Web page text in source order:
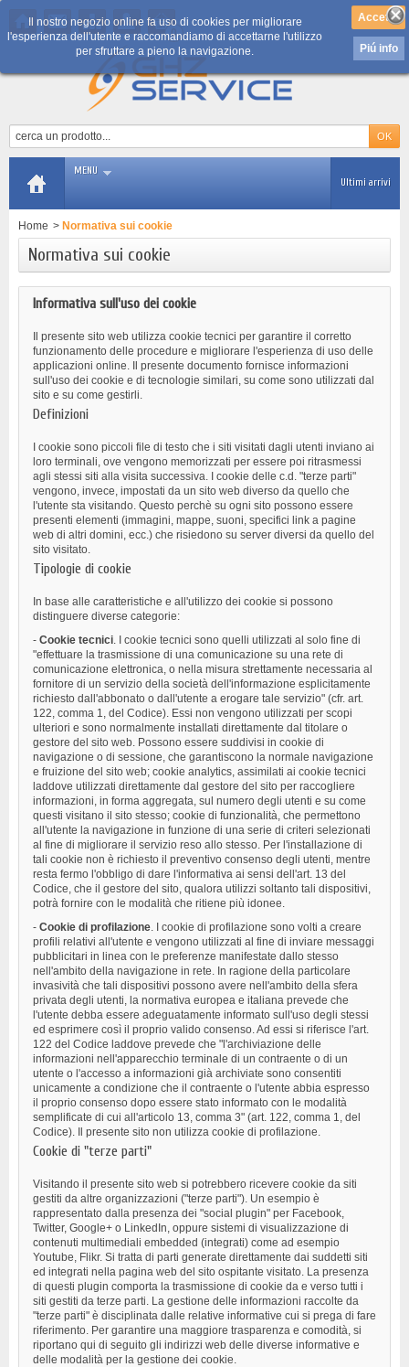
0
MENU
Ultimi arrivi
Il nostro negozio online fa uso di cookies per migliorare
l'esperienza dell'utente e raccomandiamo di accettarne l'utilizzo
per sfruttare a pieno la navigazione.
Piú info
Home > Normativa sui cookie
Normativa sui cookie
Informativa sull'uso dei cookie
Il presente sito web utilizza cookie tecnici per garantire il corretto
funzionamento delle procedure e migliorare l'esperienza di uso delle
applicazioni online. Il presente documento fornisce informazioni
sull'uso dei cookie e di tecnologie similari, su come sono utilizzati dal
sito e su come gestirli.
Definizioni
I cookie sono piccoli file di testo che i siti visitati dagli utenti inviano ai
loro terminali, ove vengono memorizzati per essere poi ritrasmessi
agli stessi siti alla visita successiva. I cookie delle c.d. "terze parti"
vengono, invece, impostati da un sito web diverso da quello che
l'utente sta visitando. Questo perchè su ogni sito possono essere
presenti elementi (immagini, mappe, suoni, specifici link a pagine
web di altri domini, ecc.) che risiedono su server diversi da quello del
sito visitato.
Tipologie di cookie
In base alle caratteristiche e all'utilizzo dei cookie si possono
distinguere diverse categorie:
- Cookie tecnici. I cookie tecnici sono quelli utilizzati al solo fine di
"effettuare la trasmissione di una comunicazione su una rete di
comunicazione elettronica, o nella misura strettamente necessaria al
fornitore di un servizio della società dell'informazione esplicitamente
richiesto dall'abbonato o dall'utente a erogare tale servizio" (cfr. art.
122, comma 1, del Codice). Essi non vengono utilizzati per scopi
ulteriori e sono normalmente installati direttamente dal titolare o
gestore del sito web. Possono essere suddivisi in cookie di
navigazione o di sessione, che garantiscono la normale navigazione
e fruizione del sito web; cookie analytics, assimilati ai cookie tecnici
laddove utilizzati direttamente dal gestore del sito per raccogliere
informazioni, in forma aggregata, sul numero degli utenti e su come
questi visitano il sito stesso; cookie di funzionalità, che permettono
all'utente la navigazione in funzione di una serie di criteri selezionati
al fine di migliorare il servizio reso allo stesso. Per l'installazione di
tali cookie non è richiesto il preventivo consenso degli utenti, mentre
resta fermo l'obbligo di dare l'informativa ai sensi dell'art. 13 del
Codice, che il gestore del sito, qualora utilizzi soltanto tali dispositivi,
potrà fornire con le modalità che ritiene più idonee.
- Cookie di profilazione. I cookie di profilazione sono volti a creare
profili relativi all'utente e vengono utilizzati al fine di inviare messaggi
pubblicitari in linea con le preferenze manifestate dallo stesso
nell'ambito della navigazione in rete. In ragione della particolare
invasività che tali dispositivi possono avere nell'ambito della sfera
privata degli utenti, la normativa europea e italiana prevede che
l'utente debba essere adeguatamente informato sull'uso degli stessi
ed esprimere così il proprio valido consenso. Ad essi si riferisce l'art.
122 del Codice laddove prevede che "l'archiviazione delle
informazioni nell'apparecchio terminale di un contraente o di un
utente o l'accesso a informazioni già archiviate sono consentiti
unicamente a condizione che il contraente o l'utente abbia espresso
il proprio consenso dopo essere stato informato con le modalità
semplificate di cui all'articolo 13, comma 3" (art. 122, comma 1, del
Codice). Il presente sito non utilizza cookie di profilazione.
Cookie di "terze parti"
Visitando il presente sito web si potrebbero ricevere cookie da siti
gestiti da altre organizzazioni ("terze parti"). Un esempio è
rappresentato dalla presenza dei "social plugin" per Facebook,
Twitter, Google+ o LinkedIn, oppure sistemi di visualizzazione di
contenuti multimediali embedded (integrati) come ad esempio
Youtube, Flikr. Si tratta di parti generate direttamente dai suddetti siti
ed integrati nella pagina web del sito ospitante visitato. La presenza
di questi plugin comporta la trasmissione di cookie da e verso tutti i
siti gestiti da terze parti. La gestione delle informazioni raccolte da
"terze parti" è disciplinata dalle relative informative cui si prega di fare
riferimento. Per garantire una maggiore trasparenza e comodità, si
riportano qui di seguito gli indirizzi web delle diverse informative e
delle modalità per la gestione dei cookie.